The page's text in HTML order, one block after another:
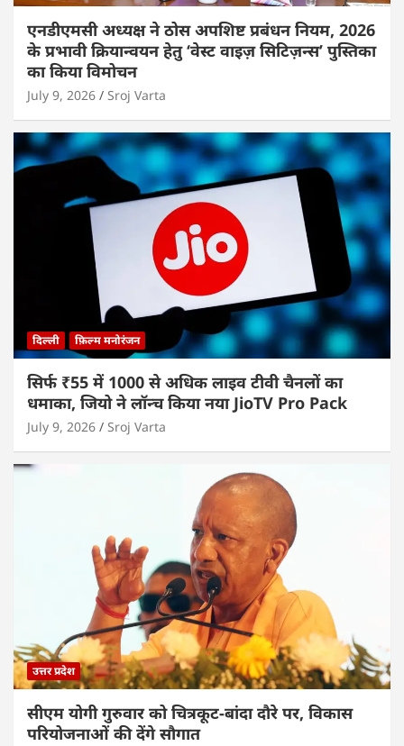
एनडीएमसी अध्यक्ष ने ठोस अपशिष्ट प्रबंधन नियम, 2026
के प्रभावी क्रियान्वयन हेतु ‘वेस्ट वाइज़ सिटिज़न्स’ पुस्तिका
का किया विमोचन
July 9, 2026 Sroj Varta
दिल्ली फ़िल्म मनोरंजन
सिर्फ ₹55 में 1000 से अधिक लाइव टीवी चैनलों का
धमाका, जियो ने लॉन्च किया नया JioTV Pro Pack
July 9, 2026 Sroj Varta
उत्तर प्रदेश
सीएम योगी गुरुवार को चित्रकूट-बांदा दौरे पर, विकास
परियोजनाओं की देंगे सौगात